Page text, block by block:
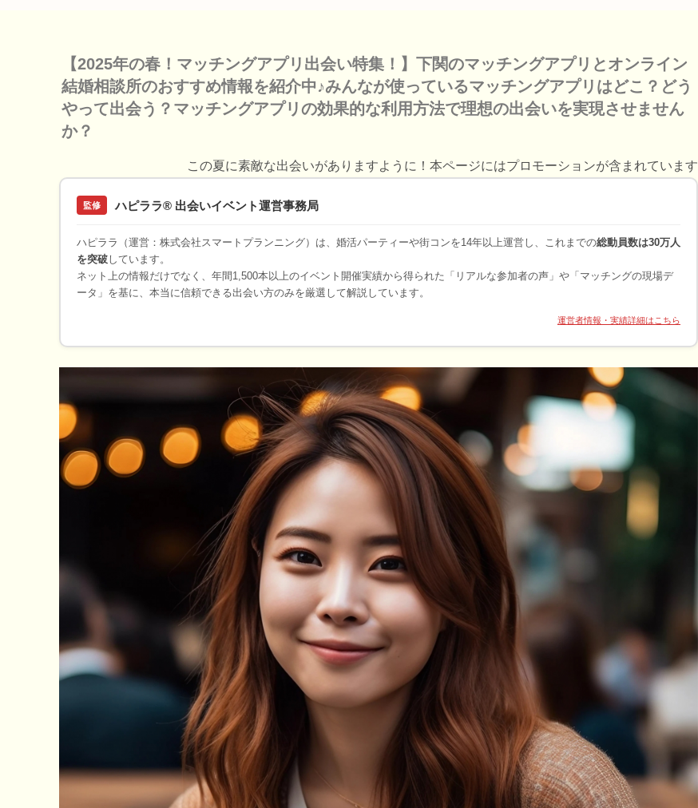
【2025年の春！マッチングアプリ出会い特集！】下関のマッチングアプリとオンライン
結婚相談所のおすすめ情報を紹介中♪みんなが使っているマッチングアプリはどこ？どう
やって出会う？マッチングアプリの効果的な利用方法で理想の出会いを実現させません
か？
この夏に素敵な出会いがありますように！本ページにはプロモーションが含まれています
監修 ハピララ® 出会いイベント運営事務局
ハピララ（運営：株式会社スマートプランニング）は、婚活パーティーや街コンを14年以上運営し、これまでの総動員数は30万人
を突破 しています。
ネット上の情報だけでなく、年間1,500本以上のイベント開催実績から得られた「リアルな参加者の声」や「マッチングの現場デ
ータ」を基に、本当に信頼できる出会い方のみを厳選して解説しています。
運営者情報・実績詳細はこちら